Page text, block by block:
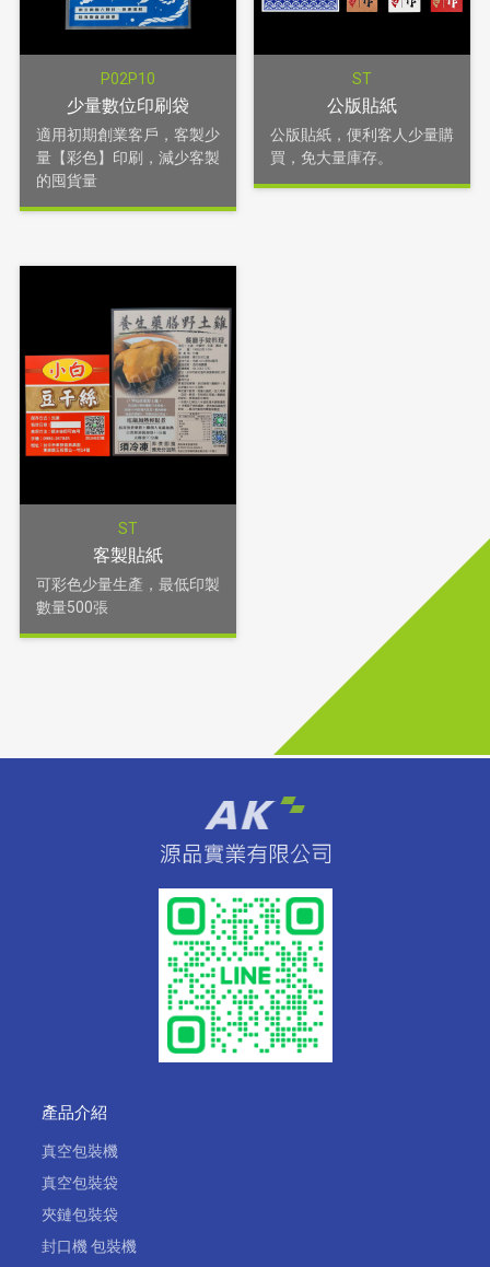
P02P10
少量數位印刷袋
適用初期創業客戶，客製少
量【彩色】印刷，減少客製
的囤貨量
ST
公版貼紙
公版貼紙，便利客人少量購
買，免大量庫存。
ST
客製貼紙
可彩色少量生產，最低印製
數量500張
產品介紹
真空包裝機
真空包裝袋
夾鏈包裝袋
封口機 包裝機